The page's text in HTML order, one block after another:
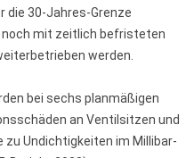
die 30-Jahres-Grenze
mit zeitlich befristeten
werden.
bei sechs planmäßigen
an Ventilsitzen und
Undichtigkeiten im Millibar-